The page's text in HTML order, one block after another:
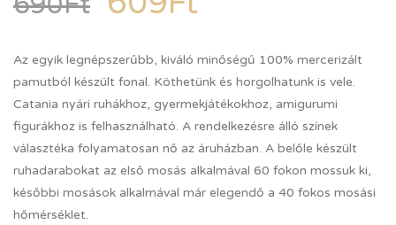
Az egyik legnépszerűbb, kiváló minőségű 100% mercerizált
pamutból készült fonal. Köthetünk és horgolhatunk is vele.
Catania nyári ruhákhoz, gyermekjátékokhoz, amigurumi
figurákhoz is felhasználható. A rendelkezésre álló színek
választéka folyamatosan nő az áruházban. A belőle készült
ruhadarabokat az első mosás alkalmával 60 fokon mossuk ki,
későbbi mosások alkalmával már elegendő a 40 fokos mosási
hőmérséklet.